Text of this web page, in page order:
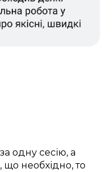
одну сесію, а
необхідно, то